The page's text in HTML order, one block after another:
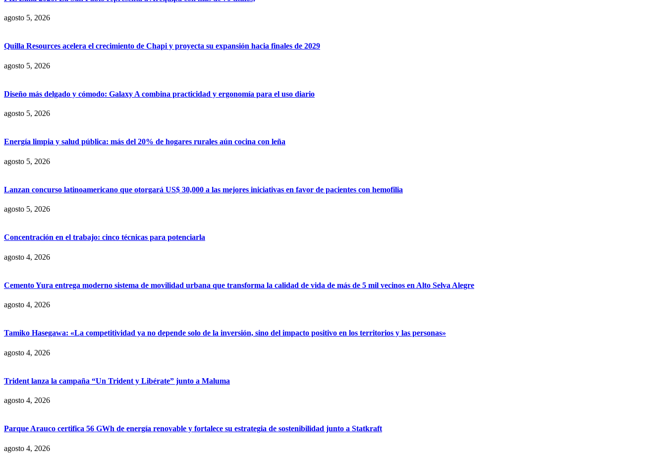
agosto 5, 2026
Quilla Resources acelera el crecimiento de Chapi y proyecta su expansión hacia finales de 2029
agosto 5, 2026
Diseño más delgado y cómodo: Galaxy A combina practicidad y ergonomía para el uso diario
agosto 5, 2026
Energía limpia y salud pública: más del 20% de hogares rurales aún cocina con leña
agosto 5, 2026
Lanzan concurso latinoamericano que otorgará US$ 30,000 a las mejores iniciativas en favor de pacientes con hemofilia
agosto 5, 2026
Concentración en el trabajo: cinco técnicas para potenciarla
agosto 4, 2026
Cemento Yura entrega moderno sistema de movilidad urbana que transforma la calidad de vida de más de 5 mil vecinos en Alto Selva Alegre
agosto 4, 2026
Tamiko Hasegawa: «La competitividad ya no depende solo de la inversión, sino del impacto positivo en los territorios y las personas»
agosto 4, 2026
Trident lanza la campaña “Un Trident y Libérate” junto a Maluma
agosto 4, 2026
Parque Arauco certifica 56 GWh de energía renovable y fortalece su estrategia de sostenibilidad junto a Statkraft
agosto 4, 2026